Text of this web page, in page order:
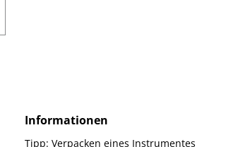
Informationen
Tipp: Verpacken eines Instrumentes